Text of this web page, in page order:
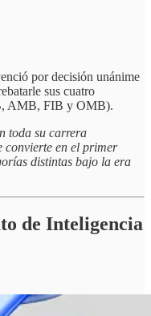
por decisión unánime
sus cuatro
AMB, FIB y OMB).
toda su carrera
convierte en el primer
distintas bajo la era
de Inteligencia